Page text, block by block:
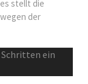
stellt die
der